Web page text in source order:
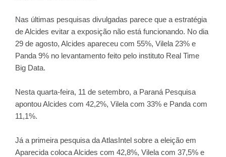
Nas últimas pesquisas divulgadas parece que a estratégia
de Alcides evitar a exposição não está funcionando. No dia
29 de agosto, Alcides apareceu com 55%, Vilela 23% e
Panda 9% no levantamento feito pelo instituto Real Time
Big Data.
Nesta quarta-feira, 11 de setembro, a Paraná Pesquisa
apontou Alcides com 42,2%, Vilela com 33% e Panda com
11,1%.
Já a primeira pesquisa da AtlasIntel sobre a eleição em
Aparecida coloca Alcides com 42,8%, Vilela com 37,5% e